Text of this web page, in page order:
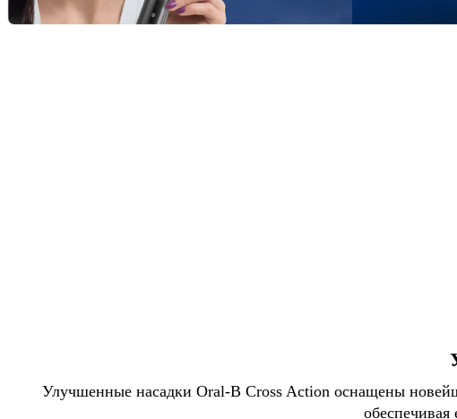
Улучшенные насадки Oral-B Сross Action оснащены